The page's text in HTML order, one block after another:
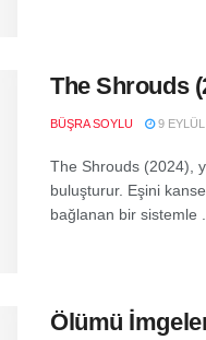
The Shrouds
BÜŞRA SOYLU 9
The Shrouds (2024),
buluşturur. Eşini
bağlanan bir sistemle ...
Ölümü